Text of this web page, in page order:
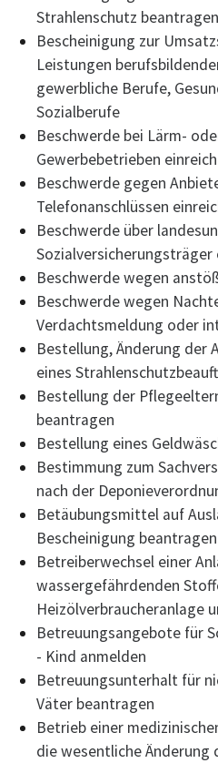
Strahlenschutz beantragen
Bescheinigung zur
Leistungen
gewerbliche Berufe,
Sozialberufe
Beschwerde bei Lärm-
Gewerbebetrieben
Beschwerde gegen
Telefonanschlüssen
Beschwerde über
Sozialversicherungsträger
Beschwerde wegen
Beschwerde wegen
Verdachtsmeldung oder
Bestellung, Änderung der
eines
Bestellung der
beantragen
Bestellung eines
Bestimmung zum
nach der
Betäubungsmittel auf
Bescheinigung beantragen
Betreiberwechsel einer
wassergefährdenden
Heizölverbraucheranlage
Betreuungsangebote für
- Kind anmelden
Betreuungsunterhalt für
Väter beantragen
Betrieb einer
die wesentliche Änderung